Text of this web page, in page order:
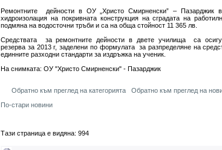
Ремонтните дейности в ОУ „Христо Смирненски” – Пазарджик
хидроизолация на покривната конструкция на сградата на
подмяна на водосточни тръби и са на обща стойност 11 365 лв.
Средствата за ремонтните дейности в двете училища са
резерва за 2013 г, заделени по формулата за разпределяне на
единните разходни стандарти за издръжка на ученик.
На снимката: ОУ "Христо Смирненски" - Пазарджик
Обратно към преглед на категорията
Обратно към преглед на
По-стари новини
Тази страница е видяна: 994